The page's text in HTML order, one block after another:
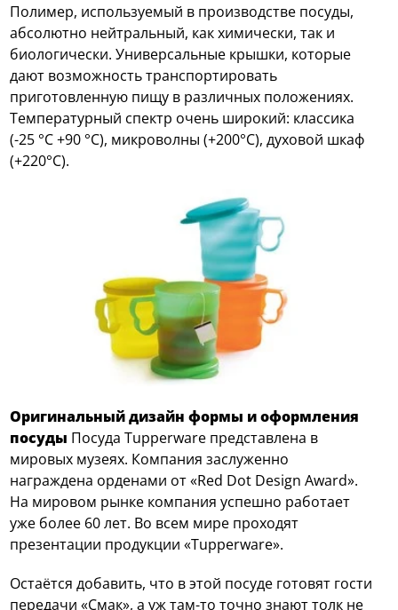
Полимер, используемый в производстве посуды,
абсолютно нейтральный, как химически, так и
биологически. Универсальные крышки, которые
дают возможность транспортировать
приготовленную пищу в различных положениях.
Температурный спектр очень широкий: классика
(-25 °С +90 °С), микроволны (+200°С), духовой шкаф
(+220°С).
Оригинальный дизайн формы и оформления
посуды Посуда Tupperware представлена в
мировых музеях. Компания заслуженно
награждена орденами от «Red Dot Design Award».
На мировом рынке компания успешно работает
уже более 60 лет. Во всем мире проходят
презентации продукции «Tupperware».
Остаётся добавить, что в этой посуде готовят гости
передачи «Смак», а уж там-то точно знают толк не